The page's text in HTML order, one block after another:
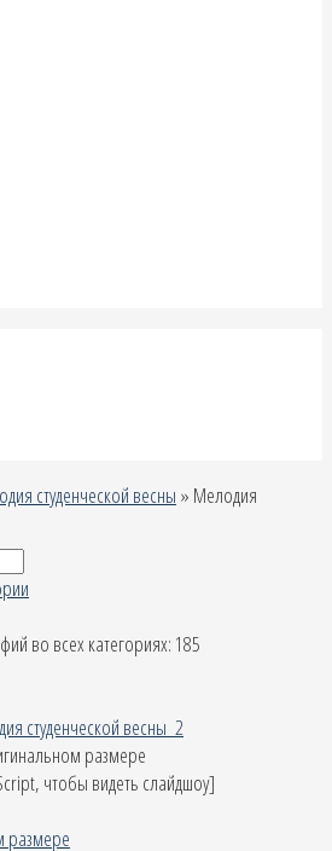
студенческой весны » Мелодия
во всех категориях: 185
чтобы видеть слайдшоу]